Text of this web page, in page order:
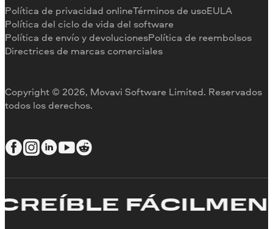
Reembolso
Por qué elegirnos
Para el trabajo
Copyright © 2026, Movavi Software Limited. Reservados
todos los derechos.
Política de privacidad onlineTérminos de usoEULA
Política del ciclo de vida del software
Política de envío y devolucionesPolítica de reembolsos
Directrices de marcas comerciales